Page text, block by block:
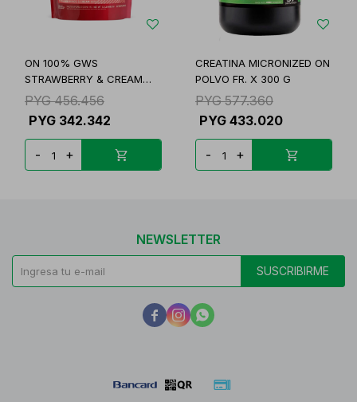
ON 100% GWS
STRAWBERRY & CREAM
FR.X 1,5L
PYG 456.456
PYG 342.342
- +
CREATINA MICRONIZED ON
POLVO FR. X 300 G
PYG 577.360
PYG 433.020
- +
NEWSLETTER
SUSCRIBIRME
  